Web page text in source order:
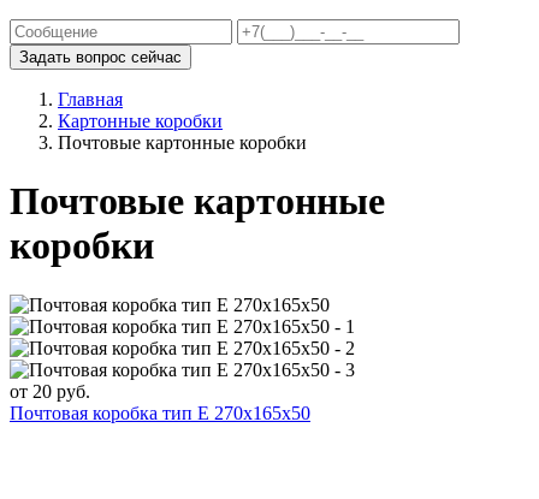
Задать вопрос сейчас
Главная
Картонные коробки
Почтовые картонные коробки
Почтовые картонные
коробки
от 20 руб.
Почтовая коробка тип Е 270х165х50